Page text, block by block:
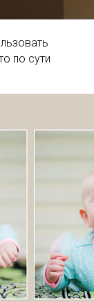
по сути